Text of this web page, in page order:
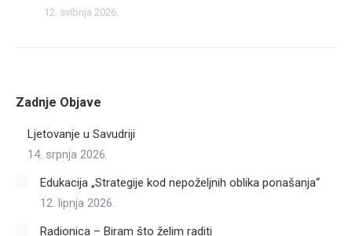
12. svibnja 2026.
Zadnje Objave
Ljetovanje u Savudriji
14. srpnja 2026.
Edukacija „Strategije kod nepoželjnih oblika ponašanja“
12. lipnja 2026.
Radionica – Biram što želim raditi